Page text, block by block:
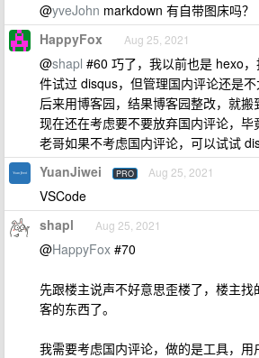
@yveJohn markdown 有自带图床吗？
HappyFox Aug 25, 2021
@shapl #60 巧了，我以前也是 hexo
件试过 disqus，但管理国内评论还是不
后来用博客园，结果博客园整改，就搬
现在还在考虑要不要放弃国内评论，毕
老哥如果不考虑国内评论，可以试试
YuanJiwei PRO Aug 25, 2021
VSCode
shapl Aug 25, 2021
@HappyFox #70
先跟楼主说声不好意思歪楼了，楼主
客的东西了。
我需要考虑国内评论，做的是工具，